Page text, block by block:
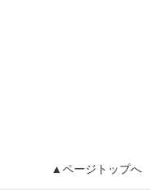
▲ページトップへ